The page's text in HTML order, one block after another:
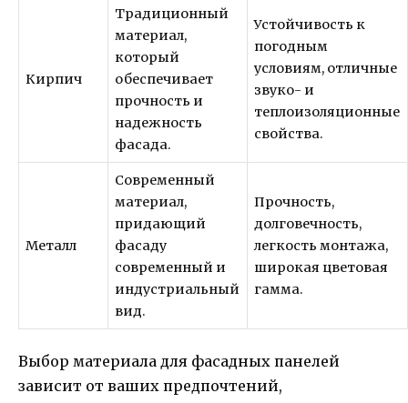
Кирпич
Традиционный
материал,
который
обеспечивает
прочность и
надежность
фасада.
Устойчивость к
погодным
условиям, отличные
звуко- и
теплоизоляционные
свойства.
Металл
Современный
материал,
придающий
фасаду
современный и
индустриальный
вид.
Прочность,
долговечность,
легкость монтажа,
широкая цветовая
гамма.
Выбор материала для фасадных панелей
зависит от ваших предпочтений,